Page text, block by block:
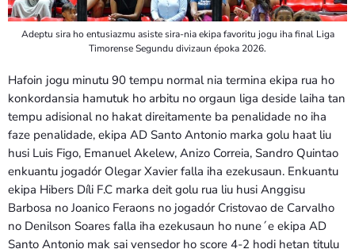
Adeptu sira ho entusiazmu asiste sira-nia ekipa favoritu jogu iha final Liga
Timorense Segundu divizaun époka 2026.
Hafoin jogu minutu 90 tempu normal nia termina ekipa rua ho
konkordansia hamutuk ho arbitu no orgaun liga deside laiha tan
tempu adisional no hakat direitamente ba penalidade no iha
faze penalidade, ekipa AD Santo Antonio marka golu haat liu
husi Luis Figo, Emanuel Akelew, Anizo Correia, Sandro Quintao
enkuantu jogadór Olegar Xavier falla iha ezekusaun. Enkuantu
ekipa Hibers Díli F.C marka deit golu rua liu husi Anggisu
Barbosa no Joanico Feraons no jogadór Cristovao de Carvalho
no Denilson Soares falla iha ezekusaun ho nune´e ekipa AD
Santo Antonio mak sai vensedor ho score 4-2 hodi hetan titulu